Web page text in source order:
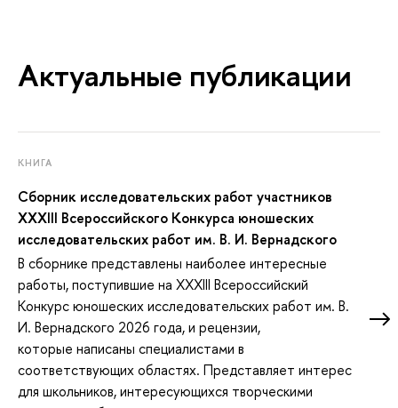
Актуальные публикации
КНИГА
Сборник исследовательских работ участников
XXXIII Всероссийского Конкурса юношеских
исследовательских работ им. В. И. Вернадского
В сборнике представлены наиболее интересные
работы, поступившие на ХXXIII Всероссийский
Конкурс юношеских исследовательских работ им. В.
И. Вернадского 2026 года, и рецензии,
которые написаны специалистами в
соответствующих областях. Представляет интерес
для школьников, интересующихся творческими